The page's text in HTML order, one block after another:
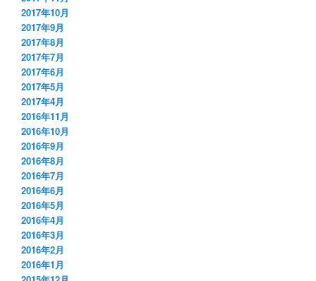
2017年10月
2017年9月
2017年8月
2017年7月
2017年6月
2017年5月
2017年4月
2016年11月
2016年10月
2016年9月
2016年8月
2016年7月
2016年6月
2016年5月
2016年4月
2016年3月
2016年2月
2016年1月